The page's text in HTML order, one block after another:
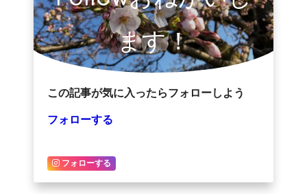
ます！
この記事が気に入ったらフォローしよう
フォローする
フォローする